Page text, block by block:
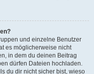
und einzelne Benutzer
es möglicherweise nicht
in dem du deinen Beitrag
dürfen Dateien hochladen.
du dir nicht sicher bist, wieso